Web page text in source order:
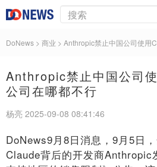
DoNews > 商业 > Anthropic禁止中国公司使用
Anthropic禁止中国公司
公司在哪都不行
杨亮 2025-09-08 08:41:46
DoNews9月8日消息，9月5日
Claude背后的开发商Anthropic